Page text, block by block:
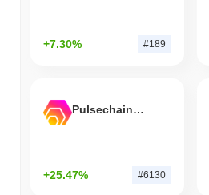
+7.30% #189
Pulsechain Bridged HEX (Pulsechain)
+25.47% #6130